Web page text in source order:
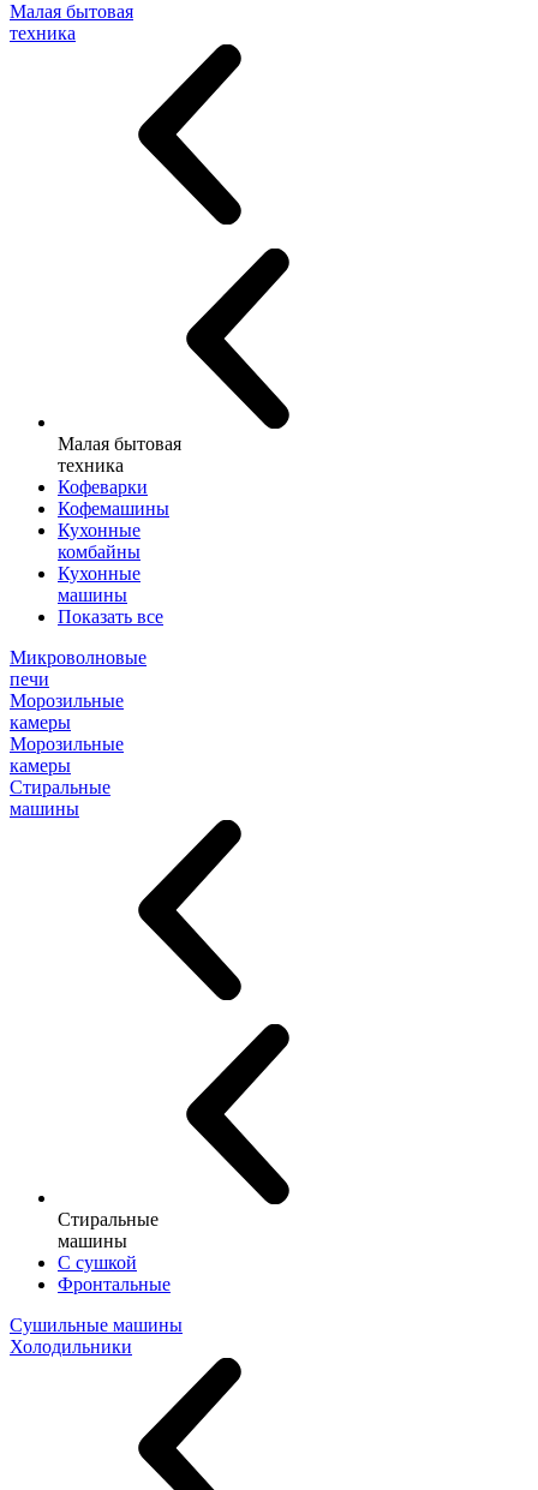
Малая бытовая
техника
Малая бытовая
техника
Кофеварки
Кофемашины
Кухонные
комбайны
Кухонные
машины
Показать все
Микроволновые
печи
Морозильные
камеры
Морозильные
камеры
Стиральные
машины
Стиральные
машины
С сушкой
Фронтальные
Сушильные машины
Холодильники